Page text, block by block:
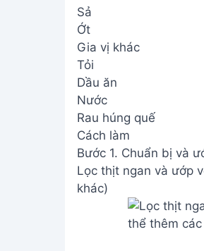
Sả
Ớt
Gia vị khác
Tỏi
Dầu ăn
Nước
Rau húng quế
Cách làm
Bước 1. Chuẩn bị và
Lọc thịt ngan và ướp
khác)